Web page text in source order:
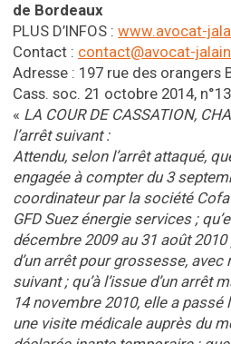
de Bordeaux
PLUS D’INFOS : www.avocat-
Contact : contact@avocat-
Adresse : 197 rue des orangers
Cass. soc. 21 octobre 2014,
« LA COUR DE CASSATION,
l’arrêt suivant :
Attendu, selon l’arrêt attaqué,
engagée à compter du 3
coordinateur par la société
GFD Suez énergie services ;
décembre 2009 au 31 août
d’un arrêt pour grossesse,
suivant ; qu’à l’issue d’un arrêt
14 novembre 2010, elle a passé
une visite médicale auprès du